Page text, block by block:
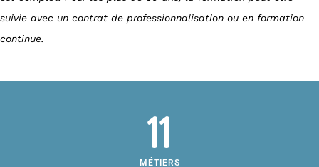
suivie avec un contrat de professionnalisation ou en formation
continue.
11
MÉTIERS